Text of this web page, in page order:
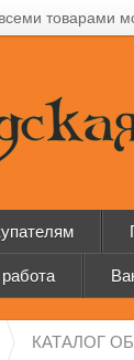
товарами
КАТАЛОГ